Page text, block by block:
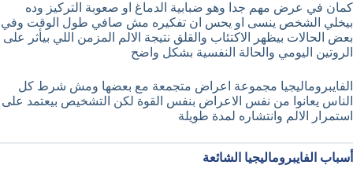
كمان في عرض مهم جدا وهو ضبابية الدماغ او صعوبة التركيز وده
بيخلي الشخص ينسى او يحس ان تفكيره مش صافي طول الوقت وفي
بعض الحالات بيظهر الاكتئاب والقلق نتيجة الالم المزمن اللي بيأثر على
الروتين اليومي والحالة النفسية بشكل واضح
الفايبروماليجيا مجموعة اعراض متجمعة مع بعضها ومش شرط كل
الناس يعانوا من نفس الاعراض بنفس القوة لكن التشخيص بيعتمد على
استمرار الالم وانتشاره لمدة طويلة
أسباب الفايبروماليجيا الشائعة